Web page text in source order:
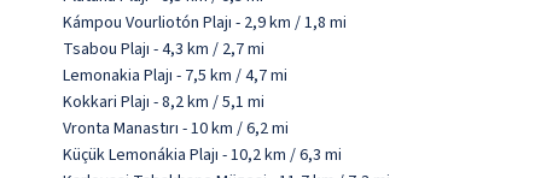
Kámpou Vourliotón Plajı - 2,9 km / 1,8 mi
Tsabou Plajı - 4,3 km / 2,7 mi
Lemonakia Plajı - 7,5 km / 4,7 mi
Kokkari Plajı - 8,2 km / 5,1 mi
Vronta Manastırı - 10 km / 6,2 mi
Küçük Lemonákia Plajı - 10,2 km / 6,3 mi